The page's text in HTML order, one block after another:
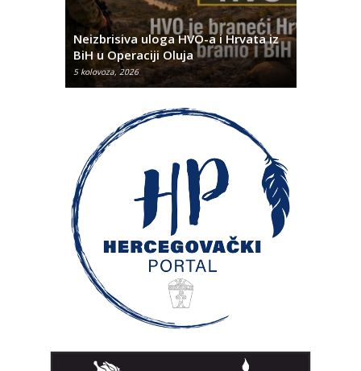
Neizbrisiva uloga HVO-a i Hrvata iz
BiH u Operaciji Oluja
5 kolovoza, 2026